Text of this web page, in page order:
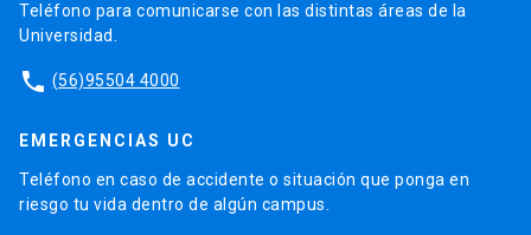
Teléfono para comunicarse con las distintas áreas de la
Universidad.
phone (56)95504 4000
EMERGENCIAS UC
Teléfono en caso de accidente o situación que ponga en
riesgo tu vida dentro de algún campus.